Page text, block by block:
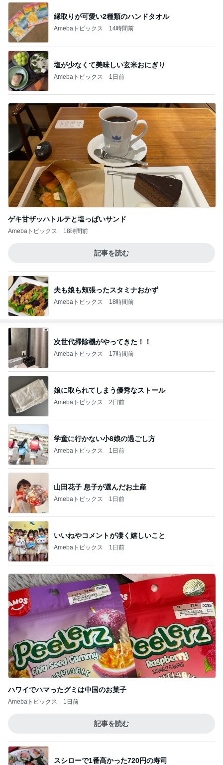
縁取りが可愛い2種類のハンドタオル
Amebaトピックス 14時間前
塩が少なくて美味しい玄米おにぎり
Amebaトピックス 1日前
ゲキ甘ザッハトルテと塩っぱいサンド
Amebaトピックス 18時間前
記事を読む
夫も娘も頬張ったスタミナおかず
Amebaトピックス 18時間前
次世代掃除機がやってきた！！
Amebaトピックス 17時間前
娘に取られてしまう優秀なストール
Amebaトピックス 2日前
学童に行かない小6娘の過ごし方
Amebaトピックス 1日前
山田花子 息子が選んだお土産
Amebaトピックス 1日前
いいねやコメントが凄く嬉しいこと
Amebaトピックス 1日前
ハワイでハマったグミは中国のお菓子
Amebaトピックス 1日前
記事を読む
スシローで1番高かった720円の寿司